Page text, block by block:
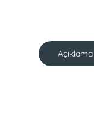
Açıklama